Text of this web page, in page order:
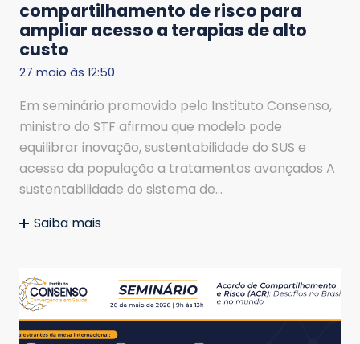
compartilhamento de risco para
ampliar acesso a terapias de alto
custo
27 maio às 12:50
Em seminário promovido pelo Instituto Consenso,
ministro do STF afirmou que modelo pode
equilibrar inovação, sustentabilidade do SUS e
acesso da população a tratamentos avançados A
sustentabilidade do sistema de…
Saiba mais